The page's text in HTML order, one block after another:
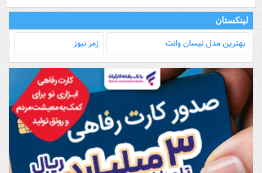
لینکستان
بهترین مدل‌ نیسان وانت زمر نیوز